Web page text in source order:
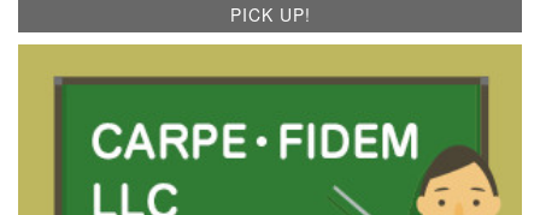
PICK UP!